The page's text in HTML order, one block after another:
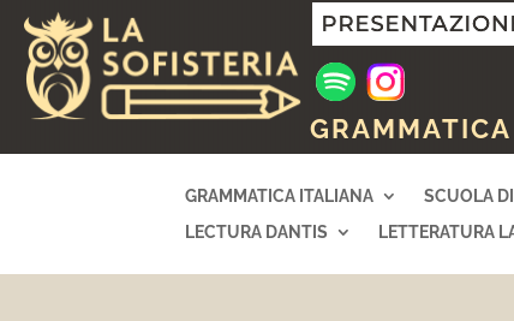
GRAMMATICA ITALIANA SCUOLA
LECTURA DANTIS
LETTERATURA